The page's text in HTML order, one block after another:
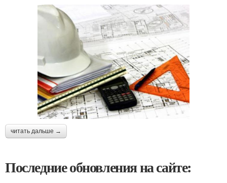
читать дальше →
Последние обновления на сайте: